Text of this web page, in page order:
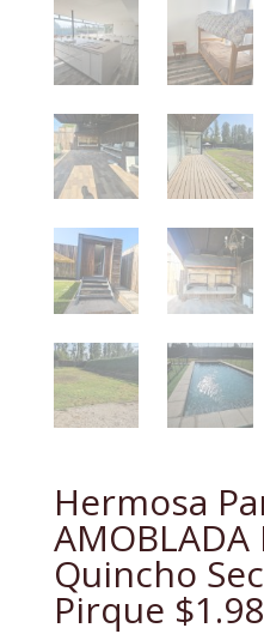
Hermosa
AMOBLADA
Quincho
Pirque